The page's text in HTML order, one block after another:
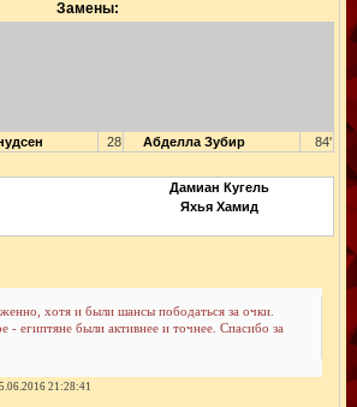
Замены:
28 Абделла Зубир 84'
Дамиан Кугель
Яхья Хамид
хотя и были шансы пободаться за очки.
- египтяне были активнее и точнее. Спасибо за
21:28:41